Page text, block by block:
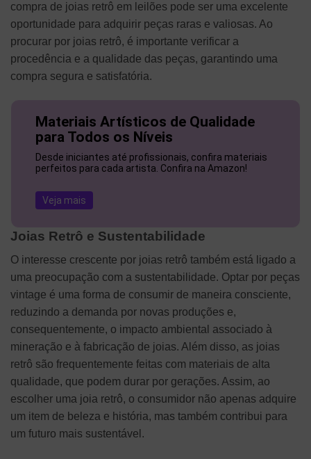
compra de joias retrô em leilões pode ser uma excelente
oportunidade para adquirir peças raras e valiosas. Ao
procurar por joias retrô, é importante verificar a
procedência e a qualidade das peças, garantindo uma
compra segura e satisfatória.
Materiais Artísticos de Qualidade
para Todos os Níveis
Desde iniciantes até profissionais, confira materiais
perfeitos para cada artista. Confira na Amazon!
Veja mais
Joias Retrô e Sustentabilidade
O interesse crescente por joias retrô também está ligado a
uma preocupação com a sustentabilidade. Optar por peças
vintage é uma forma de consumir de maneira consciente,
reduzindo a demanda por novas produções e,
consequentemente, o impacto ambiental associado à
mineração e à fabricação de joias. Além disso, as joias
retrô são frequentemente feitas com materiais de alta
qualidade, que podem durar por gerações. Assim, ao
escolher uma joia retrô, o consumidor não apenas adquire
um item de beleza e história, mas também contribui para
um futuro mais sustentável.